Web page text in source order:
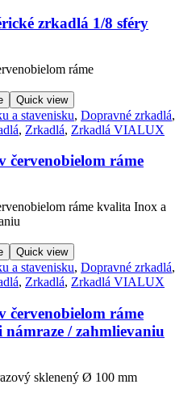
zrkadlá 1/8 sféry
Quick view
a stavenisku, Dopravné zrkadlá,
, Zrkadlá, Zrkadlá VIALUX
červenobielom ráme
Quick view
a stavenisku, Dopravné zrkadlá,
, Zrkadlá, Zrkadlá VIALUX
červenobielom ráme
/ zahmlievaniu